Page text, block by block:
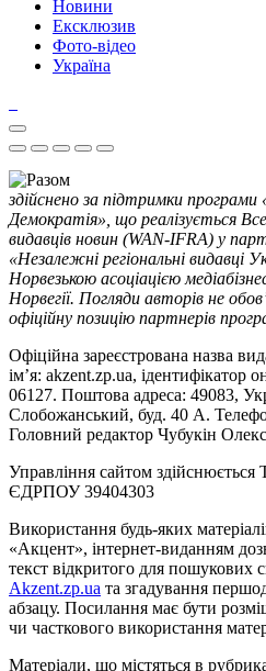
Новини
Ексклюзив
Фото-відео
Україна
здійснено за підтримки
Демократія», що реалізується
видавців новин (WAN-IFRA) у
«Незалежні регіональні
Норвезькою асоціацією
Норвегії. Погляди авторів не
офіційну позицію партнерів
Офіційна зареєстрована назва
ім’я: akzent.zp.ua, ідентифікатор
06127. Поштова адреса: 49083,
Слобожанський, буд. 40 А.
Головний редактор Чубукін
Управління сайтом
ЄДРПОУ 39404303
Використання будь-яких
«Акцент», інтернет-виданням
текст відкритого для пошукових
Akzent.zp.ua та згадування
абзацу. Посилання має бути
чи часткового використання
Матеріали, що містяться в